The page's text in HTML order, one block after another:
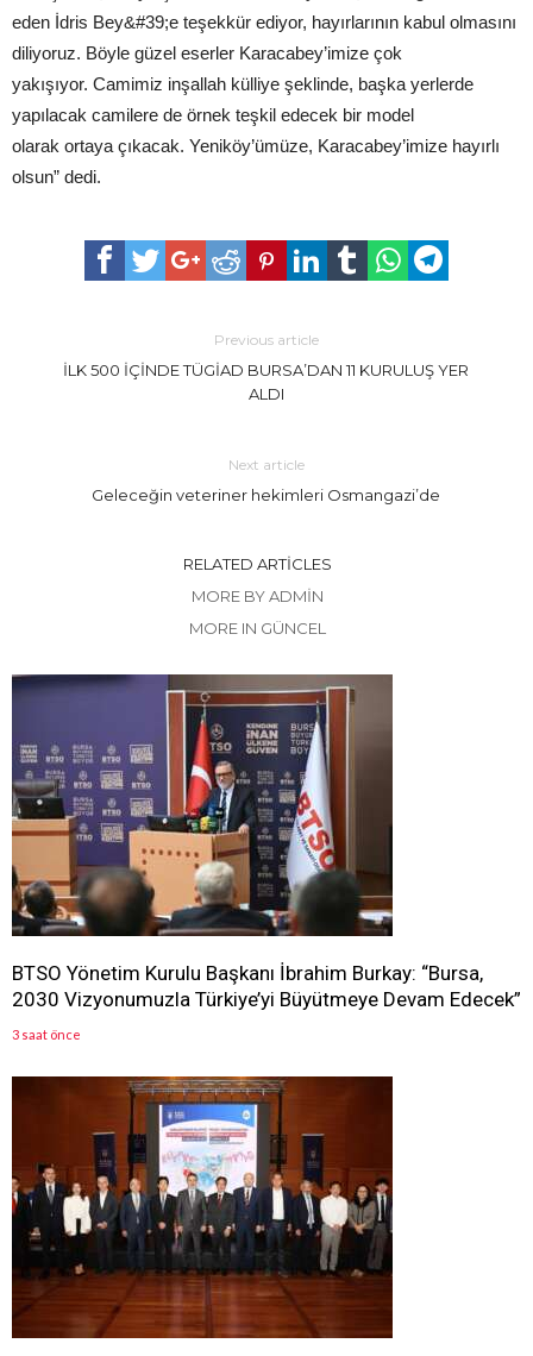
eden İdris Bey&#39;e teşekkür ediyor, hayırlarının kabul olmasını
diliyoruz. Böyle güzel eserler Karacabey’imize çok
yakışıyor. Camimiz inşallah külliye şeklinde, başka yerlerde
yapılacak camilere de örnek teşkil edecek bir model
olarak ortaya çıkacak. Yeniköy’ümüze, Karacabey’imize hayırlı
olsun” dedi.
Previous article
İLK 500 İÇİNDE TÜGİAD BURSA’DAN 11 KURULUŞ YER
ALDI
Next article
Geleceğin veteriner hekimleri Osmangazi’de
RELATED ARTICLES
MORE BY ADMIN
MORE IN GÜNCEL
BTSO Yönetim Kurulu Başkanı İbrahim Burkay: “Bursa,
2030 Vizyonumuzla Türkiye’yi Büyütmeye Devam Edecek”
3 saat önce